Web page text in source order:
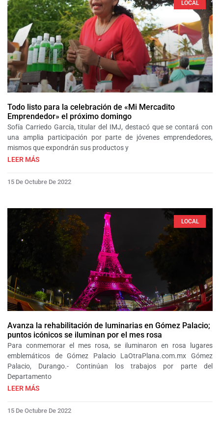
LOCAL
Todo listo para la celebración de «Mi Mercadito
Emprendedor» el próximo domingo
Sofía Carriedo García, titular del IMJ, destacó que se contará con
una amplia participación por parte de jóvenes emprendedores,
mismos que expondrán sus productos y
LEER MÁS
15 De Octubre De 2022
LOCAL
Avanza la rehabilitación de luminarias en Gómez Palacio;
puntos icónicos se iluminan por el mes rosa
Para conmemorar el mes rosa, se iluminaron en rosa lugares
emblemáticos de Gómez Palacio LaOtraPlana.com.mx Gómez
Palacio, Durango.- Continúan los trabajos por parte del
Departamento
LEER MÁS
15 De Octubre De 2022